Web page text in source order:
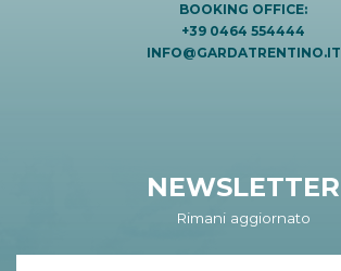
BOOKING OFFICE:
+39 0464 554444
INFO@GARDATRENTINO.IT
NEWSLETTER
Rimani aggiornato